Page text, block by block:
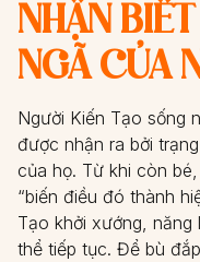
NHẬN
NGÃ CỦA
Người Kiến Tạo sống
được nhận ra bởi
của họ. Từ khi còn
“biến điều đó thành
Tạo khởi xướng,
thể tiếp tục. Để bù